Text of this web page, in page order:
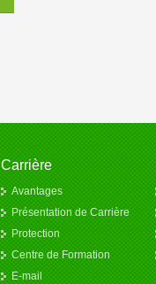
Carrière
Avantages
Présentation de Carrière
Protection
Centre de Formation
E-mail